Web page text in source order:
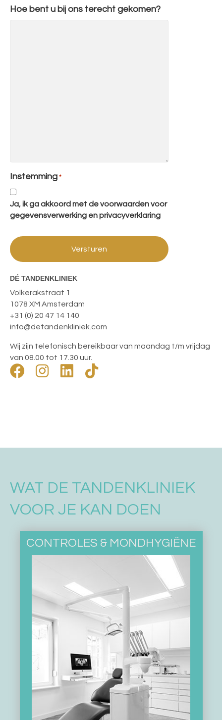
Hoe bent u bij ons terecht gekomen?
Instemming *
Ja, ik ga akkoord met de voorwaarden voor
gegevensverwerking en privacyverklaring
DÉ TANDENKLINIEK
Volkerakstraat 1
1078 XM Amsterdam
+31 (0) 20 47 14 140
info@detandenkliniek.com
Wij zijn telefonisch bereikbaar van maandag t/m vrijdag
van 08.00 tot 17.30 uur.
WAT DE TANDENKLINIEK
VOOR JE KAN DOEN
CONTROLES & MONDHYGIËNE